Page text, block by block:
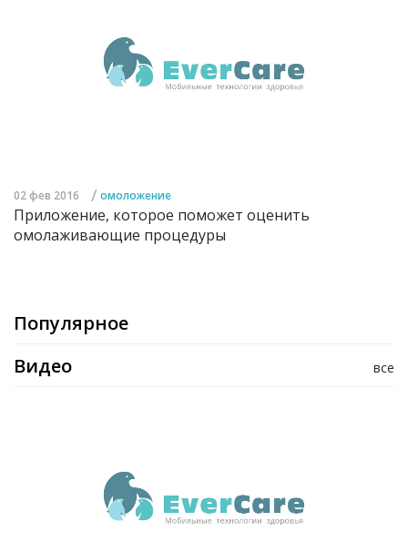
02 фев 2016 / омоложение
Приложение, которое поможет оценить
омолаживающие процедуры
Популярное
все
Видео